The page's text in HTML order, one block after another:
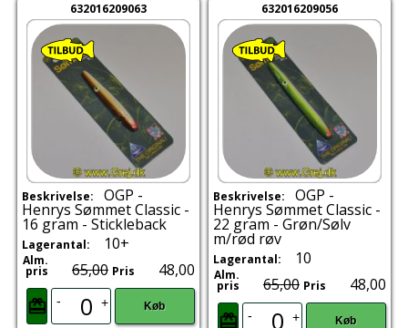
632016209063
Beskrivelse: OGP -
Henrys Sømmet Classic -
16 gram - Stickleback
Lagerantal: 10+
Alm.
pris 65,00 Pris 48,00
- + Køb
632016209056
Beskrivelse: OGP -
Henrys Sømmet Classic -
22 gram - Grøn/Sølv
m/rød røv
Lagerantal: 10
Alm.
pris 65,00 Pris 48,00
- + Køb